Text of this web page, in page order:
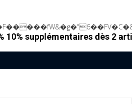
10% supplémentaires dès 2